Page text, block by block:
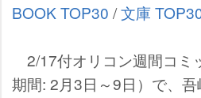
BOOK TOP30 /文庫
2/17付オリコン週間コミ
期間: 2月3日～9日）で、